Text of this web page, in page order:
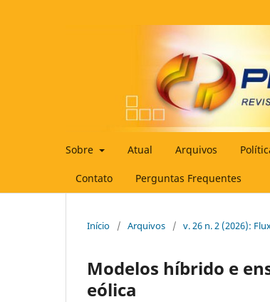
Sobre Atual Arquivos
Contato Perguntas Frequentes
Início / Arquivos / v. 26 n. 2 (2026):
Modelos híbrido e
eólica